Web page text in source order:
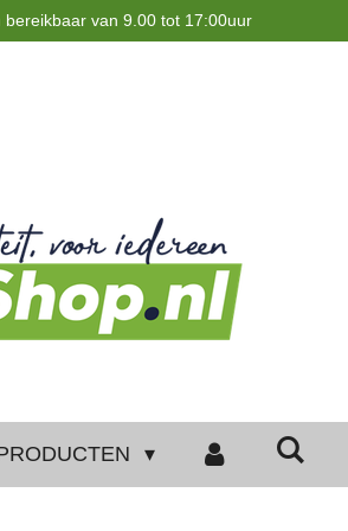
van 9.00 tot 17:00uur